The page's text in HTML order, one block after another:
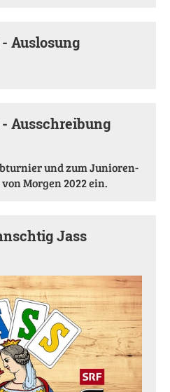
Auslosung
Ausschreibung
und zum Junioren-
Morgen 2022 ein.
Jass